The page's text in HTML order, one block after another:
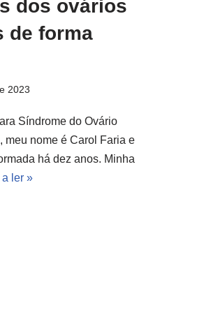
dos ovários
de forma
2023
Síndrome do Ovário
meu nome é Carol Faria e
há dez anos. Minha
ler »